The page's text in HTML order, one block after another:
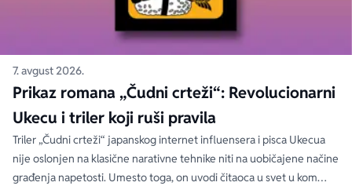
7. avgust 2026.
Prikaz romana „Čudni crteži“: Revolucionarni
Ukecu i triler koji ruši pravila
Triler „Čudni crteži“ japanskog internet influensera i pisca Ukecua
nije oslonjen na klasične narativne tehnike niti na uobičajene načine
građenja napetosti. Umesto toga, on uvodi čitaoca u svet u kom